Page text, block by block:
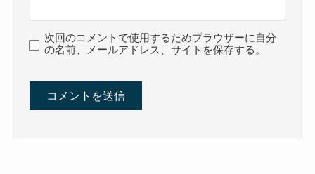
次回のコメントで使用するためブラウザーに自分
の名前、メールアドレス、サイトを保存する。